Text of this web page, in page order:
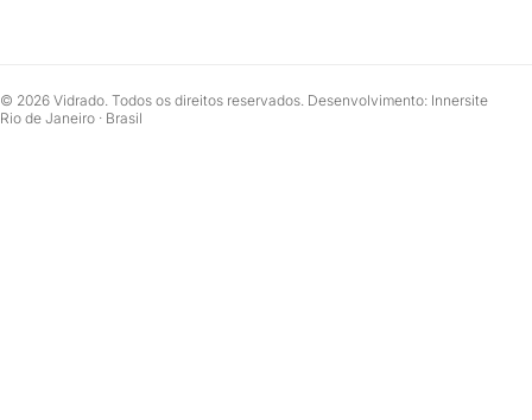
© 2026 Vidrado. Todos os direitos reservados. Desenvolvimento: Innersite
Rio de Janeiro · Brasil